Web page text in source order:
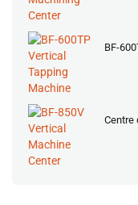
BF-
Centre